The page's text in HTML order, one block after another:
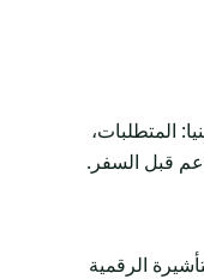
المتطلبات،
قبل السفر.
الرقمية